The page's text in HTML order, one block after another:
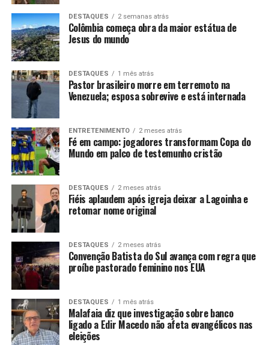
DESTAQUES 2 semanas atrás
Colômbia começa obra da maior estátua de
Jesus do mundo
DESTAQUES 1 mês atrás
Pastor brasileiro morre em terremoto na
Venezuela; esposa sobrevive e está internada
ENTRETENIMENTO 2 meses atrás
Fé em campo: jogadores transformam Copa do
Mundo em palco de testemunho cristão
DESTAQUES 2 meses atrás
Fiéis aplaudem após igreja deixar a Lagoinha e
retomar nome original
DESTAQUES 2 meses atrás
Convenção Batista do Sul avança com regra que
proíbe pastorado feminino nos EUA
DESTAQUES 1 mês atrás
Malafaia diz que investigação sobre banco
ligado a Edir Macedo não afeta evangélicos nas
eleições